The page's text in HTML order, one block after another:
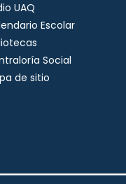
UAQ
Escolar
Social
de sitio